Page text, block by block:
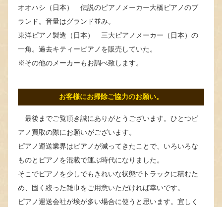
オオハシ（日本） 伝説のピアノメーカー大橋ピアノのブ
ランド。音量はグランド並み。
東洋ピアノ製造（日本） 三大ピアノメーカー（日本）の
一角。過去キティーピアノを販売していた。
※その他のメーカーもお調べ致します。
お客様にお掃除ご協力のお願い。
最後までご覧頂き誠にありがとうございます。ひとつピ
アノ買取の際にお願いがございます。
ピアノ運送業界はピアノが減ってきたことで、いろいろな
ものとピアノを混載で運ぶ時代になりました。
そこでピアノを少しでもきれいな状態でトラックに積むた
め、固く絞った雑巾をご用意いただければ幸いです。
ピアノ運送会社が埃が多い場合に使うと思います。宜しく